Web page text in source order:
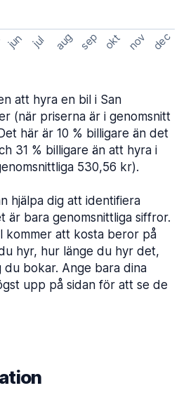
jun jul aug sep okt nov dec
att hyra en bil i San
(när priserna är i genomsnitt
här är 10 % billigare än det
31 % billigare än att hyra i
530,56 kr).
hjälpa dig att identifiera
är bara genomsnittliga siffror.
kommer att kosta beror på
hyr, hur länge du hyr det,
bokar. Ange bara dina
upp på sidan för att se de